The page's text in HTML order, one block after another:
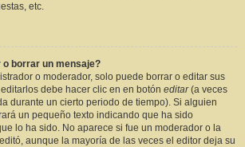
etc.
o borrar un mensaje?
o moderador, solo puede borrar o editar sus
debe hacer clic en en botón editar(a veces
durante un cierto periodo de tiempo). Si alguien
un pequeño texto indicando que ha sido
lo ha sido. No aparece si fue un moderador o la
aunque la mayoría de las veces el editor deja su